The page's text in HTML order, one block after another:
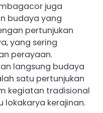
juga
budaya yang
pertunjukan
yang sering
perayaan.
langsung budaya
satu pertunjukan
kegiatan tradisional
lokakarya kerajinan.